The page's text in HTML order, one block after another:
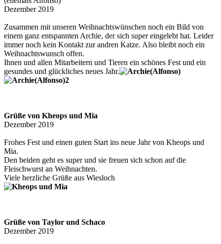
Dezember 2019
Zusammen mit unseren Weihnachtswünschen noch ein Bild von
einem ganz entspannten Archie, der sich super eingelebt hat. Leider
immer noch kein Kontakt zur andren Katze. Also bleibt noch ein
Weihnachtswunsch offen.
Ihnen und allen Mitarbeitern und Tieren ein schönes Fest und ein
gesundes und glückliches neues Jahr.
Grüße von Kheops und Mia
Dezember 2019
Frohes Fest und einen guten Start ins neue Jahr von Kheops und
Mia.
Den beiden geht es super und sie freuen sich schon auf die
Fleischwurst an Weihnachten.
Viele herzliche Grüße aus Wiesloch
Grüße von Taylor und Schaco
Dezember 2019